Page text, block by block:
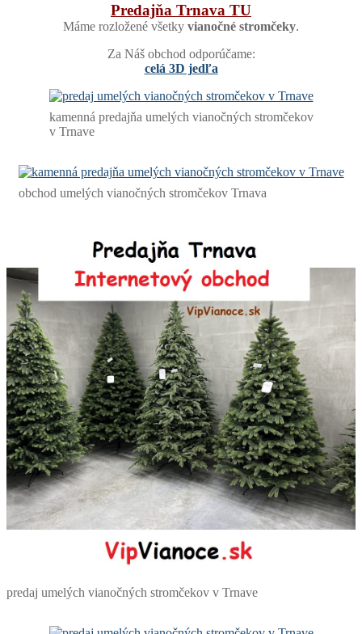
Predajňa Trnava TU
Máme rozložené všetky vianočné stromčeky.
Za Náš obchod odporúčame:
celá 3D jedľa
kamenná predajňa umelých vianočných stromčekov
v Trnave
obchod umelých vianočných stromčekov Trnava
predaj umelých vianočných stromčekov v Trnave